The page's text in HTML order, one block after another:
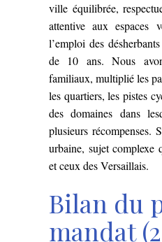
ville équilibrée,
attentive aux espaces
l’emploi des
de 10 ans. Nous
familiaux, multiplié les
les quartiers, les pistes
des domaines dans
plusieurs récompenses.
urbaine, sujet complexe
et ceux des Versaillais.
Bilan du
mandat